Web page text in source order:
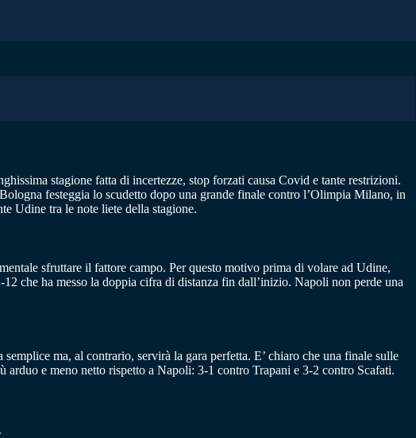
stagione fatta di incertezze, stop forzati causa Covid e tante restrizioni.
festeggia lo scudetto dopo una grande finale contro l’Olimpia Milano, in
Udine tra le note liete della stagione.
sfruttare il fattore campo. Per questo motivo prima di volare ad Udine,
che ha messo la doppia cifra di distanza fin dall’inizio. Napoli non perde una
ma, al contrario, servirà la gara perfetta. E’ chiaro che una finale sulle
e meno netto rispetto a Napoli: 3-1 contro Trapani e 3-2 contro Scafati.